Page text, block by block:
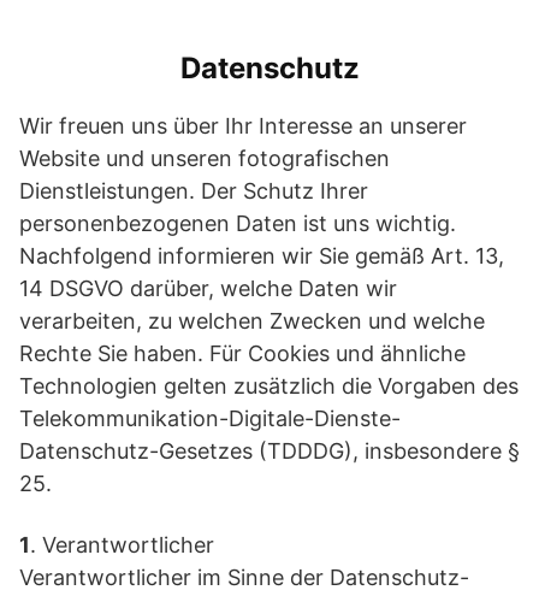
Datenschutz
Wir freuen uns über Ihr Interesse an unserer
Website und unseren fotografischen
Dienstleistungen. Der Schutz Ihrer
personenbezogenen Daten ist uns wichtig.
Nachfolgend informieren wir Sie gemäß Art. 13,
14 DSGVO darüber, welche Daten wir
verarbeiten, zu welchen Zwecken und welche
Rechte Sie haben. Für Cookies und ähnliche
Technologien gelten zusätzlich die Vorgaben des
Telekommunikation-Digitale-Dienste-
Datenschutz-Gesetzes (TDDDG), insbesondere §
25.
1. Verantwortlicher
Verantwortlicher im Sinne der Datenschutz-